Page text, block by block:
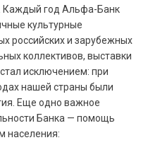
Каждый год Альфа-Банк
культурные
российских и зарубежных
коллективов, выставки
исключением: при
нашей страны были
Еще одно важное
Банка — помощь
населения: